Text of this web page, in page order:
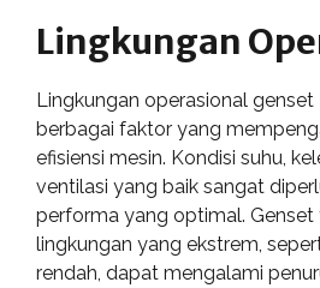
Lingkungan
Lingkungan operasional
berbagai faktor yang
efisiensi mesin. Kondisi suhu,
ventilasi yang baik sangat
performa yang optimal. Genset
lingkungan yang ekstrem,
rendah, dapat mengalami